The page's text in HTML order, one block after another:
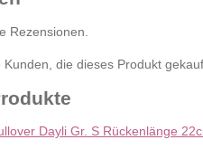
Rezensionen.
Kunden, die dieses Produkt